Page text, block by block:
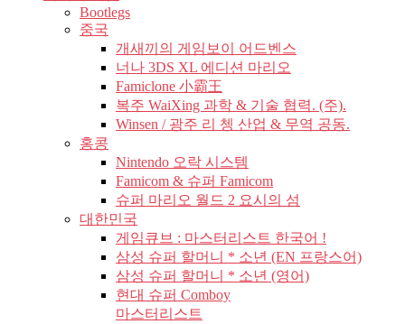
Bootlegs
중국
개새끼의 게임보이 어드벤스
너나 3DS XL 에디션 마리오
Famiclone 小霸王
복주 WaiXing 과학 & 기술 협력. (주).
Winsen / 광주 리 쳉 산업 & 무역 공동.
홍콩
Nintendo 오락 시스템
Famicom & 슈퍼 Famicom
슈퍼 마리오 월드 2 요시의 섬
대한민국
게임큐브 : 마스터리스트 한국어 !
삼성 슈퍼 할머니 * 소년 (EN 프랑스어)
삼성 슈퍼 할머니 * 소년 (영어)
현대 슈퍼 Comboy
마스터리스트